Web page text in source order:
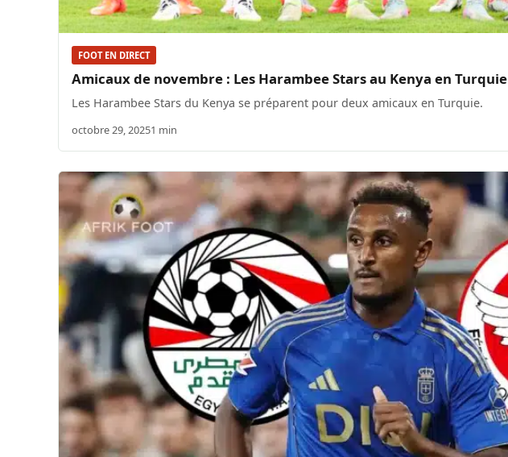
FOOT EN DIRECT
Amicaux de novembre : Les Harambee Stars au Kenya en Turquie
Les Harambee Stars du Kenya se préparent pour deux amicaux en Turquie.
octobre 29, 20251 min